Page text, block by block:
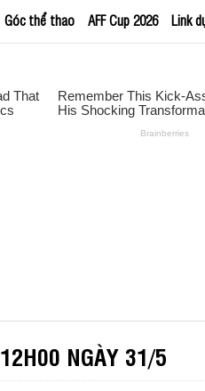
Góc thể thao AFF Cup 2026 Link
NGÀY 31/5